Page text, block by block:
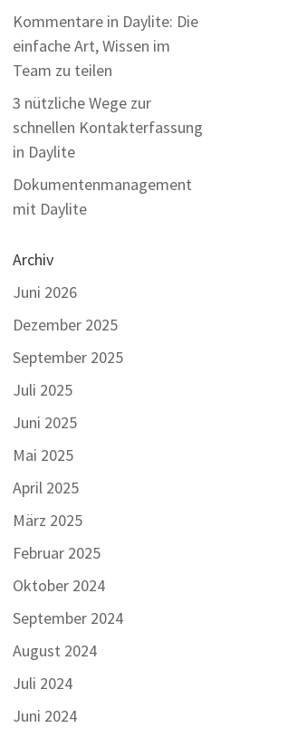
Kommentare in Daylite: Die
einfache Art, Wissen im
Team zu teilen
3 nützliche Wege zur
schnellen Kontakterfassung
in Daylite
Dokumentenmanagement
mit Daylite
Archiv
Juni 2026
Dezember 2025
September 2025
Juli 2025
Juni 2025
Mai 2025
April 2025
März 2025
Februar 2025
Oktober 2024
September 2024
August 2024
Juli 2024
Juni 2024